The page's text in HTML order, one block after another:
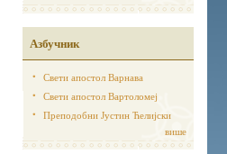
Азбучник
Свети апостол Варнава
Свети апостол Вартоломеј
Преподобни Јустин Ћелијски
више